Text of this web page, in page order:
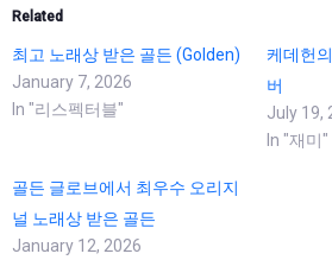
Related
최고 노래상 받은 골든 (Golden)
January 7, 2026
In "리스펙터블"
케데헌
버
July 19,
In "재미"
골든 글로브에서 최우수 오리지
널 노래상 받은 골든
January 12, 2026